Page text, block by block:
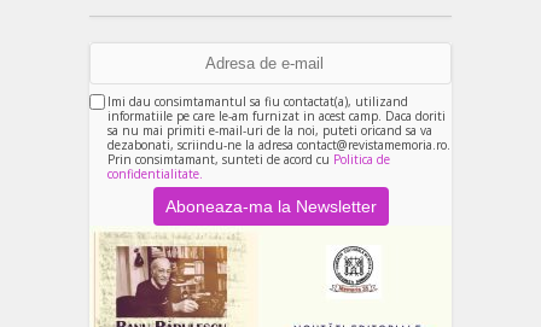
Imi dau consimtamantul sa fiu contactat(a), utilizand
informatiile pe care le-am furnizat in acest camp. Daca doriti
sa nu mai primiti e-mail-uri de la noi, puteti oricand sa va
dezabonati, scriindu-ne la adresa contact@revistamemoria.ro.
Prin consimtamant, sunteti de acord cu Politica de
confidentialitate.